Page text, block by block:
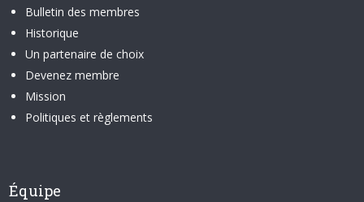
Bulletin des membres
Historique
Un partenaire de choix
Devenez membre
Mission
Politiques et règlements
Équipe